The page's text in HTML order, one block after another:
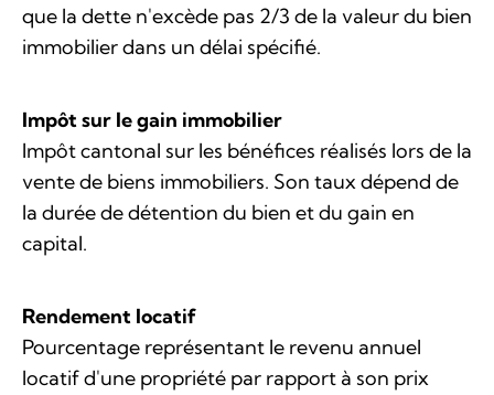
que la dette n'excède pas 2/3 de la valeur du bien
immobilier dans un délai spécifié.
Impôt sur le gain immobilier
Impôt cantonal sur les bénéfices réalisés lors de la
vente de biens immobiliers. Son taux dépend de
la durée de détention du bien et du gain en
capital.
Rendement locatif
Pourcentage représentant le revenu annuel
locatif d'une propriété par rapport à son prix